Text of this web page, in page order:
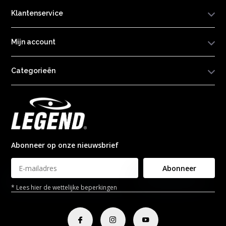
Klantenservice
Mijn account
Categorieën
Abonneer op onze nieuwsbrief
Abonneer
* Lees hier de wettelijke beperkingen